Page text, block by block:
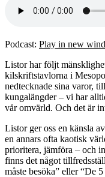
Podcast: Play in new
Listor har följt
kilskriftstavlorna i
nedtecknade sina varor,
kungalängder – vi har
vår omvärld. Och det är
Listor ger oss en känsla
en annars ofta kaotisk
prioritera, jämföra – och
finns det något
måste besöka” eller “De